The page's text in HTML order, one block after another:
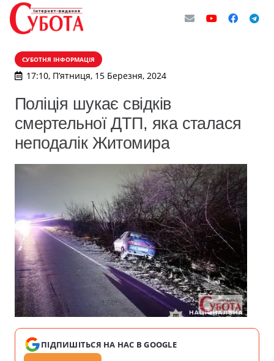
СУБОТНЯ ІНФОРМАЦІЯ
17:10, П’ятниця, 15 Березня, 2024
Поліція шукає свідків
смертельної ДТП, яка сталася
неподалік Житомира
ПІДПИШІТЬСЯ НА НАС В GOOGLE